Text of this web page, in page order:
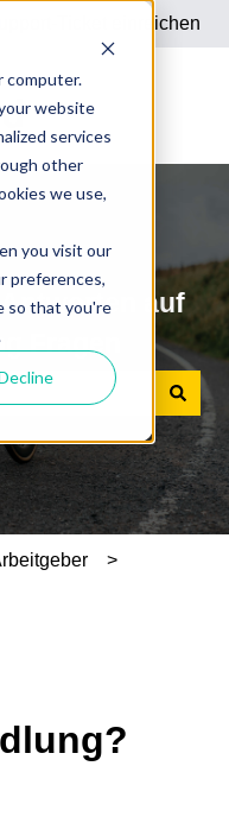
computer.
website
services
other
we use,
you visit our
preferences,
so that you're
anzeigen
Ticket einreichen
auf
Fragen
Suchfeld leer ist.